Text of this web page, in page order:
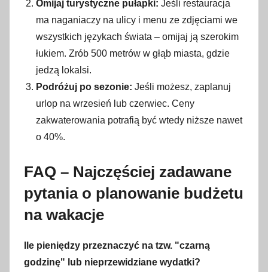
Omijaj turystyczne pułapki: Jeśli restauracja
ma naganiaczy na ulicy i menu ze zdjęciami we
wszystkich językach świata – omijaj ją szerokim
łukiem. Zrób 500 metrów w głąb miasta, gdzie
jedzą lokalsi.
Podróżuj po sezonie: Jeśli możesz, zaplanuj
urlop na wrzesień lub czerwiec. Ceny
zakwaterowania potrafią być wtedy niższe nawet
o 40%.
FAQ – Najczęściej zadawane
pytania o planowanie budżetu
na wakacje
Ile pieniędzy przeznaczyć na tzw. "czarną
godzinę" lub nieprzewidziane wydatki?